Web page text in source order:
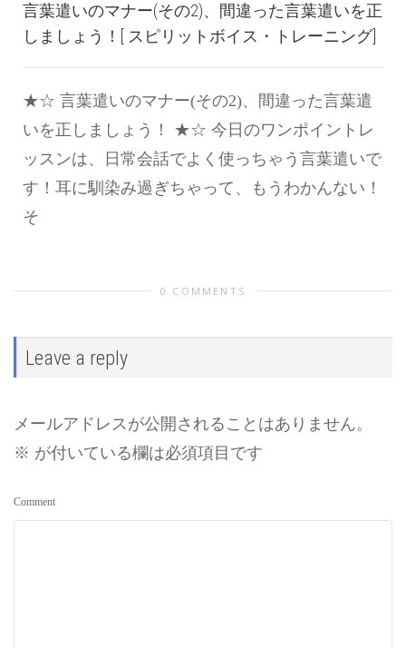
言葉遣いのマナー(その2)、間違った言葉遣いを正
しましょう！[ スピリットボイス・トレーニング]
★☆ 言葉遣いのマナー(その2)、間違った言葉遣
いを正しましょう！ ★☆ 今日のワンポイントレ
ッスンは、日常会話でよく使っちゃう言葉遣いで
す！耳に馴染み過ぎちゃって、もうわかんない！
そ
0 COMMENTS
Leave a reply
メールアドレスが公開されることはありません。
※ が付いている欄は必須項目です
Comment